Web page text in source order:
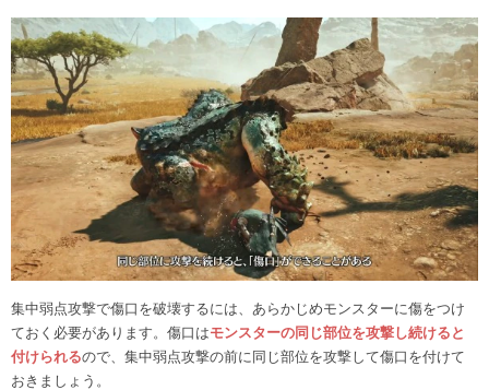
集中弱点攻撃で傷口を破壊するには、あらかじめモンスターに傷をつけ
ておく必要があります。傷口はモンスターの同じ部位を攻撃し続けると
付けられるので、集中弱点攻撃の前に同じ部位を攻撃して傷口を付けて
おきましょう。